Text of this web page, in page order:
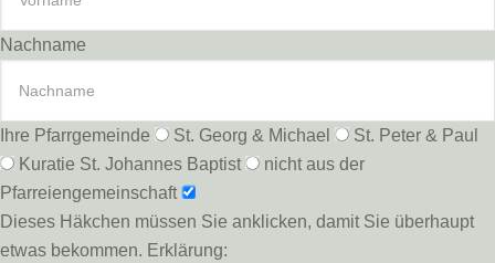
Nachname
Ihre Pfarrgemeinde St. Georg & Michael
St. Peter & Paul
Kuratie St. Johannes Baptist
nicht aus der
Pfarreiengemeinschaft
Dieses Häkchen müssen Sie anklicken, damit Sie überhaupt
etwas bekommen. Erklärung: